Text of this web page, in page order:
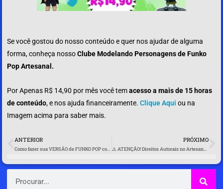
Se você gostou do nosso conteúdo e quer nos ajudar de alguma
forma, conheça nossoClube Modelando Personagens de Funko
Pop Artesanal.
Por Apenas R$ 14,90 por mês você temacesso a mais de 15 horas
de conteúdo, e nos ajuda financeiramente. Clique Aqui ou na
Imagem acima para saber mais.
Anterior
ANTERIOR
Como fazer sua VERSÃO de FUNKO POP com IA
PRÓXIMO
⚠️ ATENÇÃO! Direitos Autorais no Artesanato: Quando Sua Arte Pode Virar Um Problema Jurídico 😨